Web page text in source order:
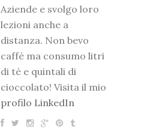
Aziende e svolgo loro
lezioni anche a
distanza. Non bevo
caffè ma consumo litri
di tè e quintali di
cioccolato! Visita il mio
profilo LinkedIn